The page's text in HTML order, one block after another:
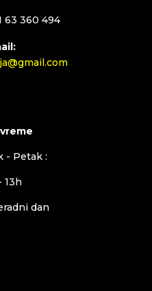
63 360 494
- Petak :
13h
dan